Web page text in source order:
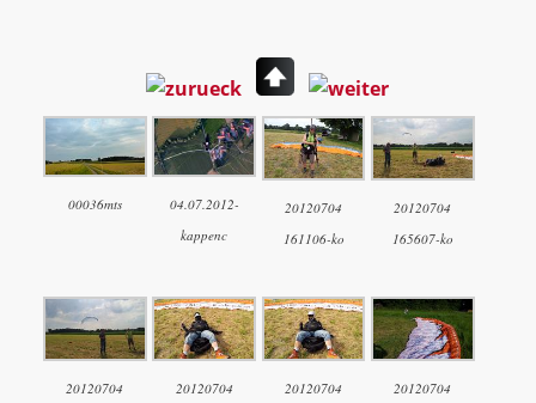
00036mts
04.07.2012-
kappenc
20120704
161106-ko
20120704
165607-ko
20120704
20120704
20120704
20120704